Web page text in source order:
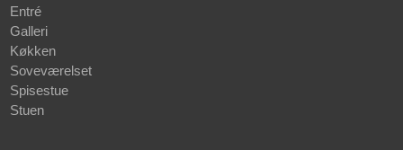
Entré
Galleri
Køkken
Soveværelset
Spisestue
Stuen